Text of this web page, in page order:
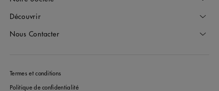
Découvrir
Nous Contacter
Termes et conditions
Politique de confidentialité